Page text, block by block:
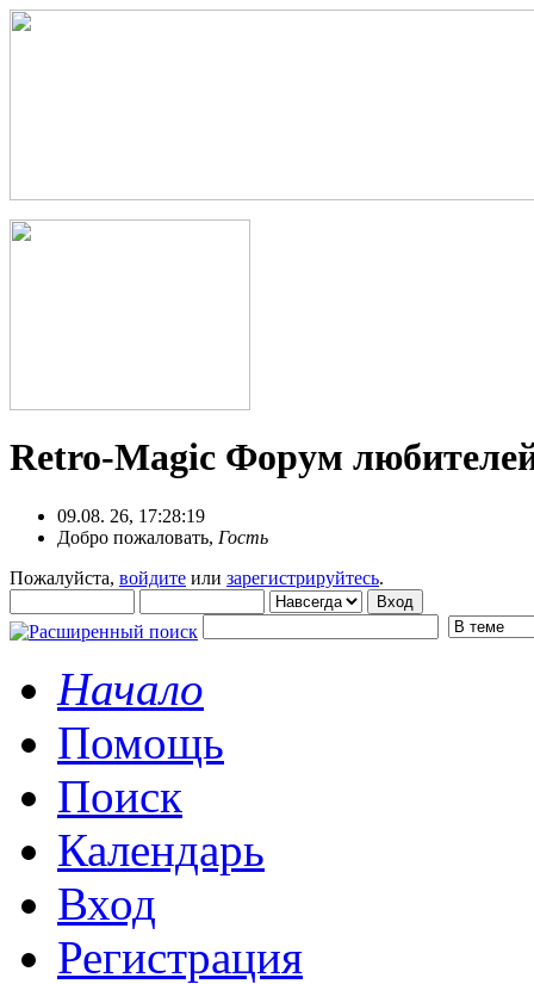
Retro-Magic Форум
09.08. 26, 17:28:19
Добро пожаловать, Гость
Пожалуйста, войдите или зарегистрируйтесь.
Начало
Помощь
Поиск
Календарь
Вход
Регистрация